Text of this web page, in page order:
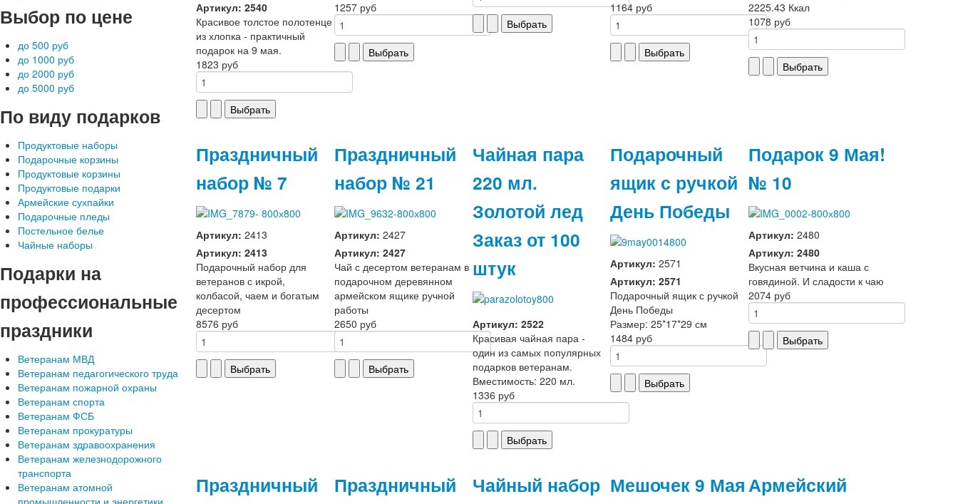
Артикул: 2540
Красивое толстое полотенце
из хлопка - практичный
подарок на 9 мая.
1823 руб
1257 руб
1164 руб
2225.43 Ккал
1078 руб
Праздничный
набор № 7
Артикул: 2413
Артикул: 2413
Подарочный набор для
ветеранов с икрой,
колбасой, чаем и богатым
десертом
8576 руб
Праздничный
набор № 21
Артикул: 2427
Артикул: 2427
Чай с десертом ветеранам в
подарочном деревянном
армейском ящике ручной
работы
2650 руб
Чайная пара
220 мл.
Золотой лед
Заказ от 100
штук
Артикул: 2522
Красивая чайная пара -
один из самых популярных
подарков ветеранам.
Вместимость: 220 мл.
1336 руб
Подарочный
ящик с ручкой
День Победы
Артикул: 2571
Артикул: 2571
Подарочный ящик с ручкой
День Победы
Размер: 25*17*29 см
1484 руб
Подарок 9 Мая!
№ 10
Артикул: 2480
Артикул: 2480
Вкусная ветчина и каша с
говядиной. И сладости к чаю
2074 руб
Праздничный
Праздничный
Чайный набор Мешочек 9 МаяАрмейский
Выбор по цене
до 500 руб
до 1000 руб
до 2000 руб
до 5000 руб
По виду подарков
Продуктовые наборы
Подарочные корзины
Продуктовые корзины
Продуктовые подарки
Армейские сухпайки
Подарочные пледы
Постельное белье
Чайные наборы
Подарки на
профессиональные
праздники
Ветеранам МВД
Ветеранам педагогического труда
Ветеранам пожарной охраны
Ветеранам спорта
Ветеранам ФСБ
Ветеранам прокуратуры
Ветеранам здравоохранения
Ветеранам железнодорожного
транспорта
Ветеранам атомной
промышленности и энергетики